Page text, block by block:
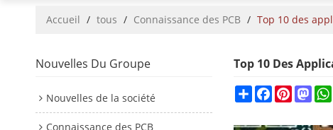
Accueil / tous / Connaissance des PCB / Top 10 des
Nouvelles Du Groupe
Nouvelles de la société
Connaissance des PCB
Top 10 Des
ShareFacebook
Pinterest